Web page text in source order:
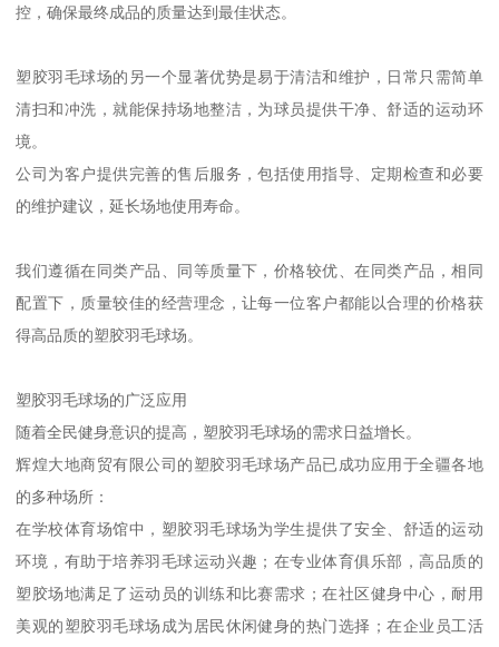
控，确保最终成品的质量达到最佳状态。
塑胶羽毛球场的另一个显著优势是易于清洁和维护，日常只需简单
清扫和冲洗，就能保持场地整洁，为球员提供干净、舒适的运动环
境。
公司为客户提供完善的售后服务，包括使用指导、定期检查和必要
的维护建议，延长场地使用寿命。
我们遵循在同类产品、同等质量下，价格较优、在同类产品，相同
配置下，质量较佳的经营理念，让每一位客户都能以合理的价格获
得高品质的塑胶羽毛球场。
塑胶羽毛球场的广泛应用
随着全民健身意识的提高，塑胶羽毛球场的需求日益增长。
辉煌大地商贸有限公司的塑胶羽毛球场产品已成功应用于全疆各地
的多种场所：
在学校体育场馆中，塑胶羽毛球场为学生提供了安全、舒适的运动
环境，有助于培养羽毛球运动兴趣；在专业体育俱乐部，高品质的
塑胶场地满足了运动员的训练和比赛需求；在社区健身中心，耐用
美观的塑胶羽毛球场成为居民休闲健身的热门选择；在企业员工活